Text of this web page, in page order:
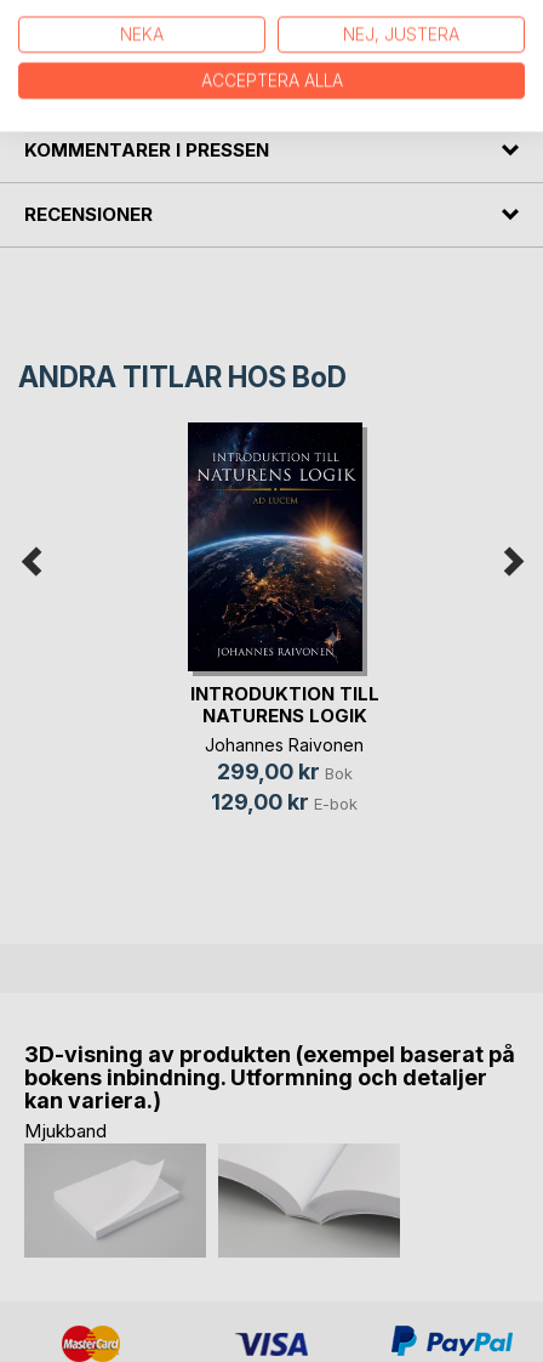
• dystopierna?
KOMMENTARER I PRESSEN
RECENSIONER
ANDRA TITLAR HOS BoD
INTRODUKTION TILL
NATURENS LOGIK
Johannes Raivonen
299,00 kr Bok
129,00 kr E-bok
3D-visning av produkten (exempel baserat på
bokens inbindning. Utformning och detaljer
kan variera.)
Mjukband
NEKA NEJ, JUSTERA
ACCEPTERA ALLA